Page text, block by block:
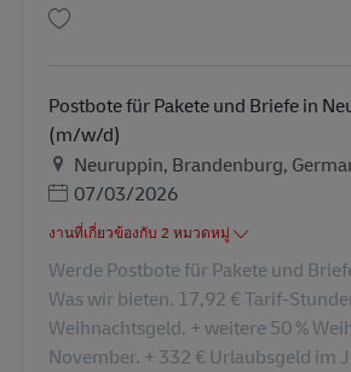
Postbote für Pakete und Briefe in
(m/w/d)
สถานที่
Neuruppin, Brandenburg,
Posted Date
07/03/2026
งานที่เกี่ยวข้องกับ 2 หมวดหมู่
Werde Postbote für Pakete und
Was wir bieten. 17,92 € Tarif-
Weihnachtsgeld. + weitere 50 %
November. + 332 € Urlaubsgeld im